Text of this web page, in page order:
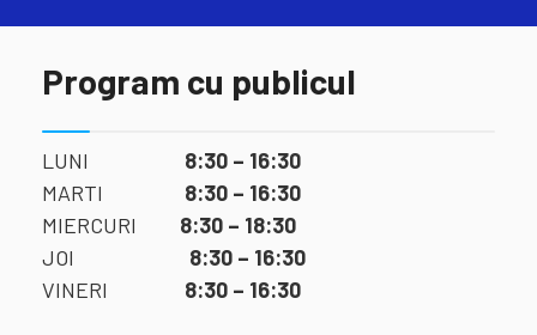
Program cu publicul
LUNI 8:30 – 16:30
MARTI 8:30 – 16:30
MIERCURI 8:30 – 18:30
JOI 8:30 – 16:30
VINERI 8:30 – 16:30